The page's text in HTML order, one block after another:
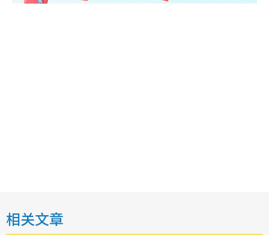
相关文章